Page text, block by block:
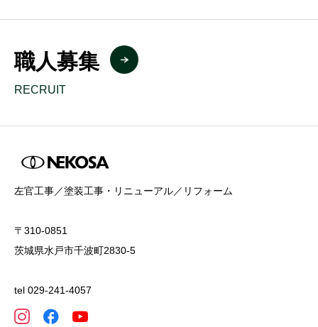
職人募集
RECRUIT
左官工事／塗装工事・リニューアル／リフォーム
〒310-0851
茨城県水戸市千波町2830-5
tel 029-241-4057